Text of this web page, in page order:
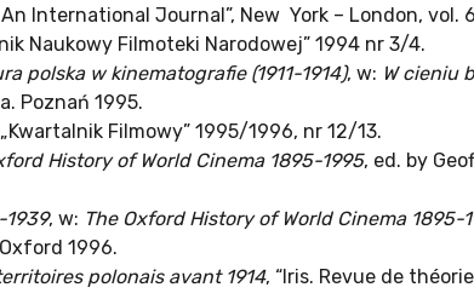
International Journal”, New York – London, vol.
Naukowy Filmoteki Narodowej” 1994 nr 3/4.
polska w kinematografie (1911-1914), w: W cieniu
Poznań 1995.
Filmowy” 1995/1996, nr 12/13.
History of World Cinema 1895-1995, ed. by
, w: The Oxford History of World Cinema 1895-
1996.
polonais avant 1914, “Iris. Revue de